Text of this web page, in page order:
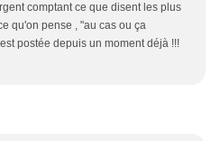
comptant ce que disent les plus
qu'on pense , "au cas ou ça
postée depuis un moment déjà !!!